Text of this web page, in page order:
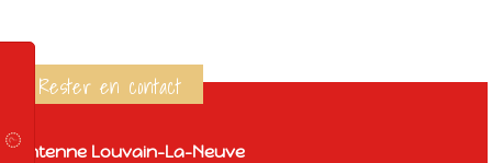
Rester en contact
Antenne Louvain-La-Neuve